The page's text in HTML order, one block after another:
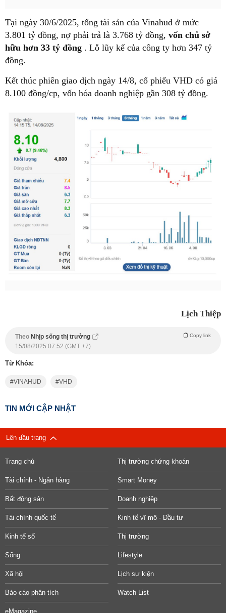
Tại ngày 30/6/2025, tổng tài sản của Vinahud ở mức
3.801 tỷ đồng, nợ phải trả là 3.768 tỷ đồng, vốn chủ sở
hữu hơn 33 tỷ đồng . Lỗ lũy kế của công ty hơn 347 tỷ
đồng.
Kết thúc phiên giao dịch ngày 14/8, cổ phiếu VHD có giá
8.100 đồng/cp, vốn hóa doanh nghiệp gần 308 tỷ đồng.
Lịch Thiệp
Theo Nhịp sống thị trường Copy link
15/08/2025 07:52 (GMT +7)
Từ Khóa:
VINAHUD VHD
TIN MỚI CẬP NHẬT
Lên đầu trang
Trang chủ Thị trường chứng khoán
Tài chính - Ngân hàng Smart Money
Bất động sản Doanh nghiệp
Tài chính quốc tế Kinh tế vĩ mô - Đầu tư
Kinh tế số Thị trường
Sống Lifestyle
Xã hội Lịch sự kiện
Báo cáo phân tích Watch List
eMagazine